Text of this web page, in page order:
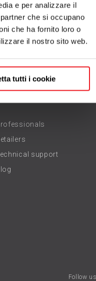
e per analizzare il
che si occupano
che ha fornito loro o
il nostro sito web.
tutti i cookie
support
Follow